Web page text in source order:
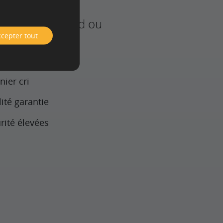
importe quand ou
cri
garantie
élevées
tout